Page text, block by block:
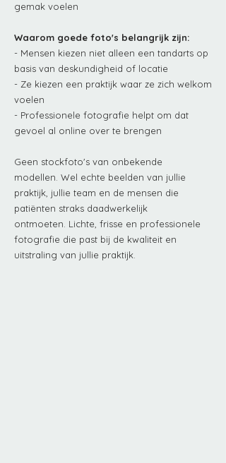
gemak voelen
Waarom goede foto's belangrijk zijn:
- Mensen kiezen niet alleen een tandarts op
basis van deskundigheid of locatie
- Ze kiezen een praktijk waar ze zich welkom
voelen
- Professionele fotografie helpt om dat
gevoel al online over te brengen
Geen stockfoto's van onbekende
modellen. Wel echte beelden van jullie
praktijk, jullie team en de mensen die
patiënten straks daadwerkelijk
ontmoeten. Lichte, frisse en professionele
fotografie die past bij de kwaliteit en
uitstraling van jullie praktijk.